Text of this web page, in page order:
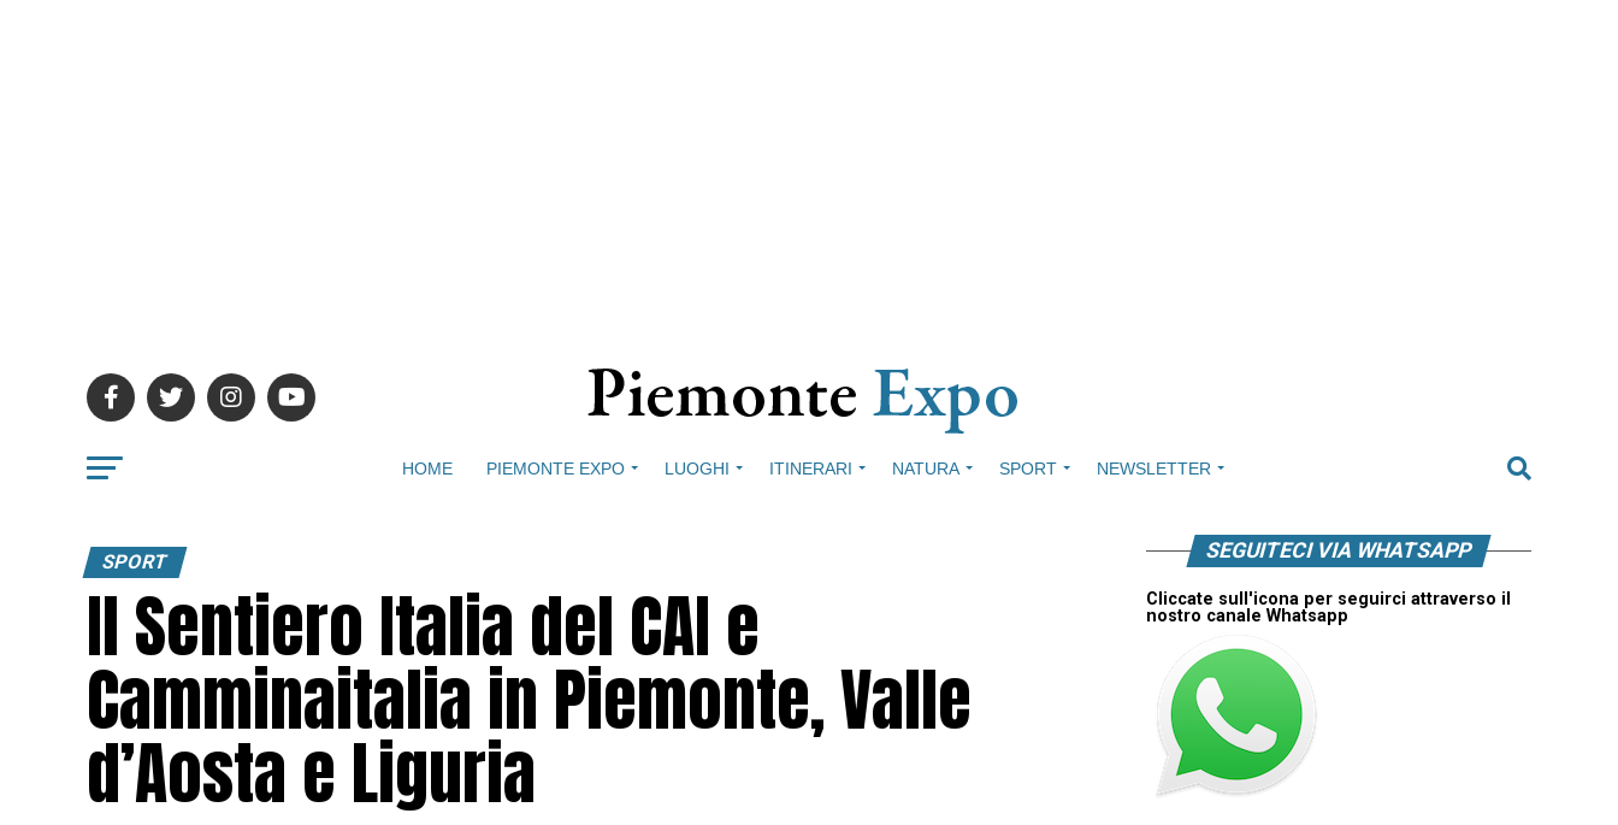
HOME PIEMONTE EXPO LUOGHI ITINERARI NATURA SPORT NEWSLETTER
SPORT
Il Sentiero Italia del CAI e
Camminaitalia in Piemonte, Valle
d’Aosta e Liguria
SEGUITECI VIA WHATSAPP
Cliccate sull'icona per seguirci attraverso il
nostro canale Whatsapp